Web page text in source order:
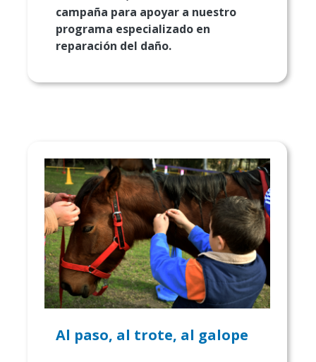
campaña para apoyar a nuestro
programa especializado en
reparación del daño.
Al paso, al trote, al galope